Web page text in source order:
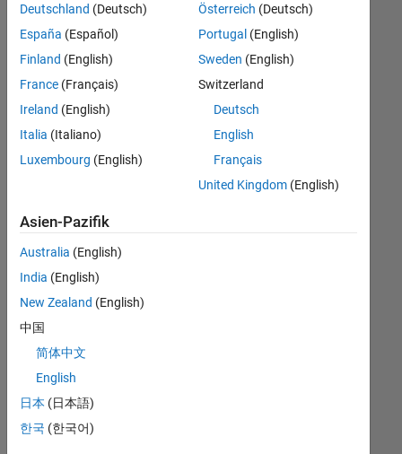
können
die
Suchkriterien
weiter
fassen
oder
alle
Stellenangebote
anzeigen .
noch
keine
offenen
Stellen
können,
die
Ihren
entsprechen,
werden
Deutschland (Deutsch)
España (Español)
Finland (English)
France (Français)
Ireland (English)
Italia (Italiano)
Luxembourg (English)
Österreich (Deutsch)
Portugal (English)
Sweden (English)
Switzerland
Deutsch
English
Français
United Kingdom(English)
Asien-Pazifik
Australia (English)
India (English)
New Zealand (English)
中国
简体中文
English
日本 (日本語)
한국 (한국어)